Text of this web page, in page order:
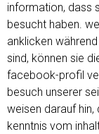
information, dass
besucht haben.
anklicken
sind, können sie
facebook-profil
besuch unserer
weisen darauf
kenntnis vom